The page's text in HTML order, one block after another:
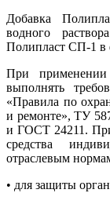
Добавка
водного
Полипласт СП-1 в
При применении
выполнять
«Правила по
и ремонте», ТУ
и ГОСТ 24211. При
средства
отраслевым
• для защиты